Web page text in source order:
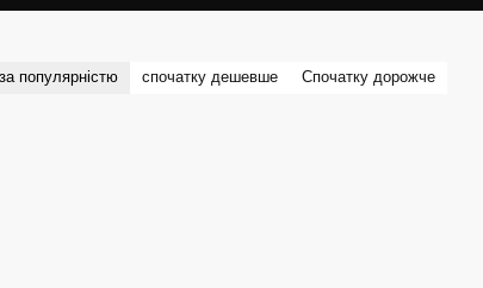
за популярністю спочатку дешевше Спочатку дорожче